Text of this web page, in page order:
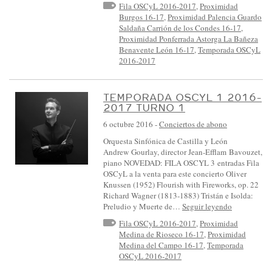
Fila OSCyL 2016-2017,Proximidad
Burgos 16-17,Proximidad Palencia Guardo
Saldaña Carrión de los Condes 16-17,
Proximidad Ponferrada Astorga La Bañeza
Benavente León 16-17,Temporada OSCyL
2016-2017
TEMPORADA OSCYL 1 2016-
2017 TURNO 1
6 octubre 2016 -Conciertos de abono
Orquesta Sinfónica de Castilla y León
Andrew Gourlay, director Jean-Efflam Bavouzet,
piano NOVEDAD: FILA OSCYL 3 entradas Fila
OSCyL a la venta para este concierto Oliver
Knussen (1952) Flourish with Fireworks, op. 22
Richard Wagner (1813-1883) Tristán e Isolda:
Preludio y Muerte de… Seguir leyendo
Fila OSCyL 2016-2017,Proximidad
Medina de Rioseco 16-17,Proximidad
Medina del Campo 16-17,Temporada
OSCyL 2016-2017